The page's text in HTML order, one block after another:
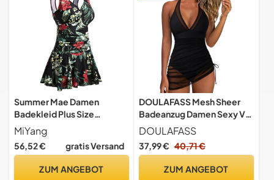
Summer Mae Damen
Badekleid Plus Size
Geblümt Figurformender
Einteiler Badeanzug
Swimsuit 48-50-2XL
MiYang
56,52 € gratis Versand
ZUM ANGEBOT
DOULAFASS Mesh Sheer
Badeanzug Damen Sexy V-
Ausschnitt Badekleid Push
up Badeanzüge Bauchweg
Shape Bademode
DOULAFASS
37,99 € 40,71 €
ZUM ANGEBOT